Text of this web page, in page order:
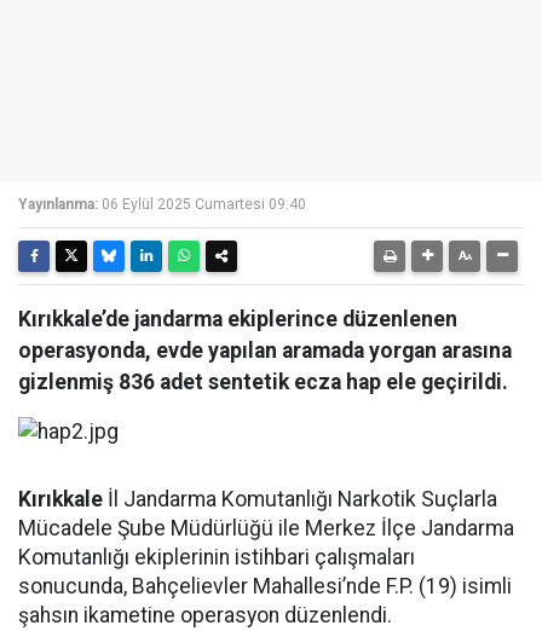
Yayınlanma: 06 Eylül 2025 Cumartesi 09:40
Kırıkkale’de jandarma ekiplerince düzenlenen
operasyonda, evde yapılan aramada yorgan arasına
gizlenmiş 836 adet sentetik ecza hap ele geçirildi.
Kırıkkale İl Jandarma Komutanlığı Narkotik Suçlarla
Mücadele Şube Müdürlüğü ile Merkez İlçe Jandarma
Komutanlığı ekiplerinin istihbari çalışmaları
sonucunda, Bahçelievler Mahallesi’nde F.P. (19) isimli
şahsın ikametine operasyon düzenlendi.